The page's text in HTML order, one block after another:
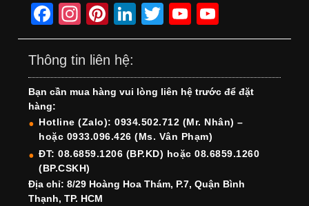
F
a
c
e
b
o
o
k
In
st
a
gr
a
m
Pi
nt
er
e
st
Li
n
e
dI
n
T
wi
er
Y
o
T
u
b
e
o
T
u
b
e
h
Thông tin liên hệ:
Bạn cần mua hàng vui lòng liên hệ trước để đặt
hàng:
Hotline (Zalo): 0934.502.712 (Mr. Nhân) –
hoặc 0933.096.426 (Ms. Vân Phạm)
ĐT: 08.6859.1206 (BP.KD) hoặc 08.6859.1260
(BP.CSKH)
Địa chỉ: 8/29 Hoàng Hoa Thám, P.7, Quận Bình
Thạnh, TP. HCM